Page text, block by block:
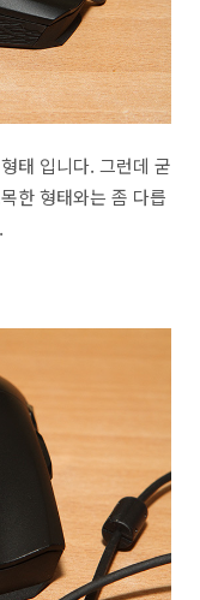
태 입니다. 그런데 굳
한 형태와는 좀 다릅